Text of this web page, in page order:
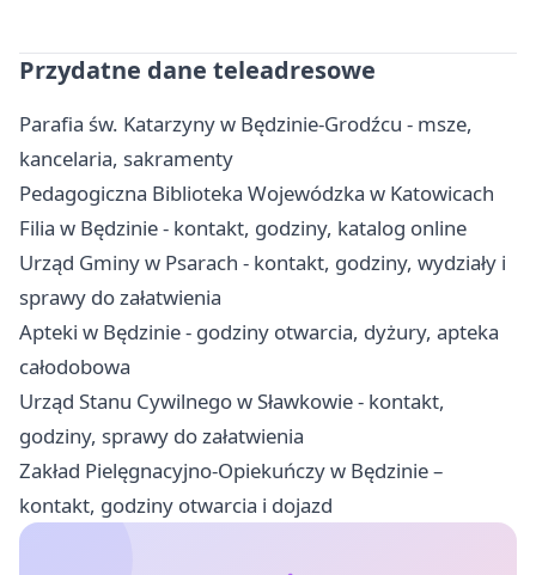
Przydatne dane teleadresowe
Parafia św. Katarzyny w Będzinie-Grodźcu - msze,
kancelaria, sakramenty
Pedagogiczna Biblioteka Wojewódzka w Katowicach
Filia w Będzinie - kontakt, godziny, katalog online
Urząd Gminy w Psarach - kontakt, godziny, wydziały i
sprawy do załatwienia
Apteki w Będzinie - godziny otwarcia, dyżury, apteka
całodobowa
Urząd Stanu Cywilnego w Sławkowie - kontakt,
godziny, sprawy do załatwienia
Zakład Pielęgnacyjno-Opiekuńczy w Będzinie –
kontakt, godziny otwarcia i dojazd